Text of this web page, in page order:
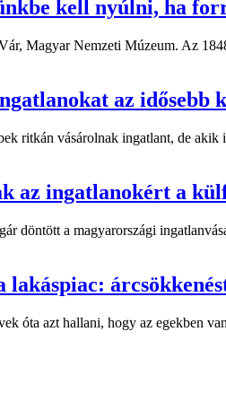
kell nyúlni, ha
Magyar Nemzeti Múzeum. Az
az idősebb
ritkán vásárolnak ingatlant, de
az ingatlanokért a
döntött a magyarországi
lakáspiac:
óta azt hallani, hogy az egekben